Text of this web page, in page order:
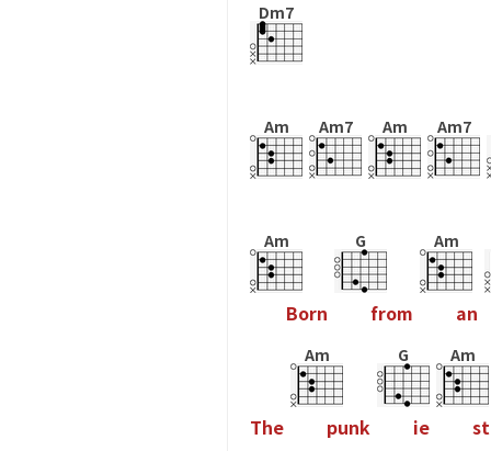
Dm7
Am Am7 Am Am7
Am
Born
G
from
Am
an
The
Am
punk
G
ie
Am
st